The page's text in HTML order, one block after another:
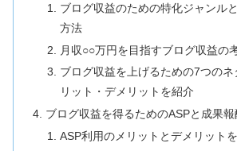
ブログ収益のための特化ジャンル
方法
月収○○万円を目指すブログ収益の
ブログ収益を上げるための7つのネ
リット・デメリットを紹介
ブログ収益を得るためのASPと成果
ASP利用のメリットとデメリット